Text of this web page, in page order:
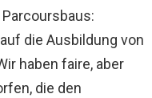
die Ausbildung von
haben faire, aber
die den